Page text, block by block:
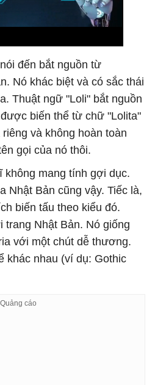
đến bắt nguồn từ
Nó khác biệt và có sắc thái
Thuật ngữ "Loli" bắt nguồn
biến thể từ chữ "Lolita"
và không hoàn toàn
gọi của nó thôi.
không mang tính gợi dục.
Nhật Bản cũng vậy. Tiếc là,
biến tấu theo kiểu đó.
trang Nhật Bản. Nó giống
với một chút dễ thương.
khác nhau (ví dụ: Gothic